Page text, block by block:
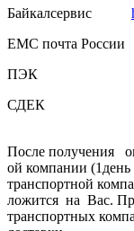
Байкалсерв­ис
ЕМС почта России
ПЭК
СДЕК
После получения
ой компании (1день
транспортн­ой
ложится на Вас.
транспортных